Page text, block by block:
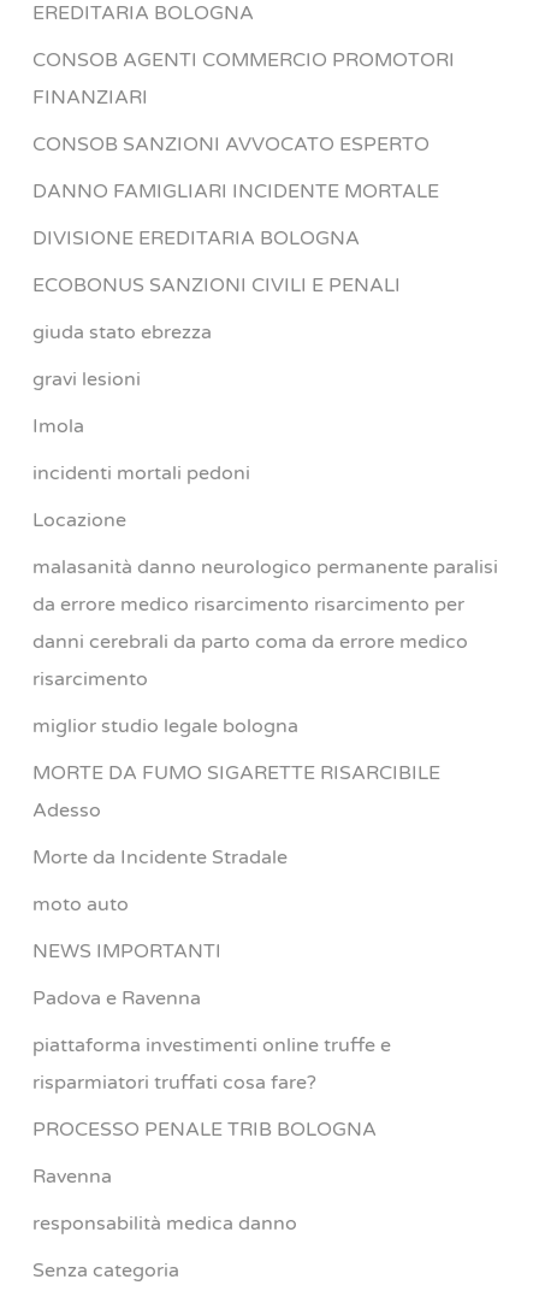
EREDITARIA BOLOGNA
CONSOB AGENTI COMMERCIO PROMOTORI
FINANZIARI
CONSOB SANZIONI AVVOCATO ESPERTO
DANNO FAMIGLIARI INCIDENTE MORTALE
DIVISIONE EREDITARIA BOLOGNA
ECOBONUS SANZIONI CIVILI E PENALI
giuda stato ebrezza
gravi lesioni
Imola
incidenti mortali pedoni
Locazione
malasanità danno neurologico permanente paralisi
da errore medico risarcimento risarcimento per
danni cerebrali da parto coma da errore medico
risarcimento
miglior studio legale bologna
MORTE DA FUMO SIGARETTE RISARCIBILE
Adesso
Morte da Incidente Stradale
moto auto
NEWS IMPORTANTI
Padova e Ravenna
piattaforma investimenti online truffe e
risparmiatori truffati cosa fare?
PROCESSO PENALE TRIB BOLOGNA
Ravenna
responsabilità medica danno
Senza categoria